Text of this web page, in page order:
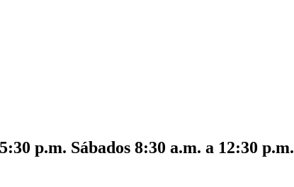
p.m. Sábados 8:30 a.m. a 12:30 p.m.